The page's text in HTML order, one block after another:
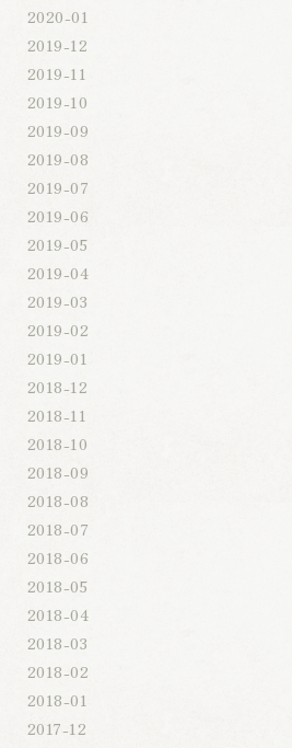
2020-01
2019-12
2019-11
2019-10
2019-09
2019-08
2019-07
2019-06
2019-05
2019-04
2019-03
2019-02
2019-01
2018-12
2018-11
2018-10
2018-09
2018-08
2018-07
2018-06
2018-05
2018-04
2018-03
2018-02
2018-01
2017-12